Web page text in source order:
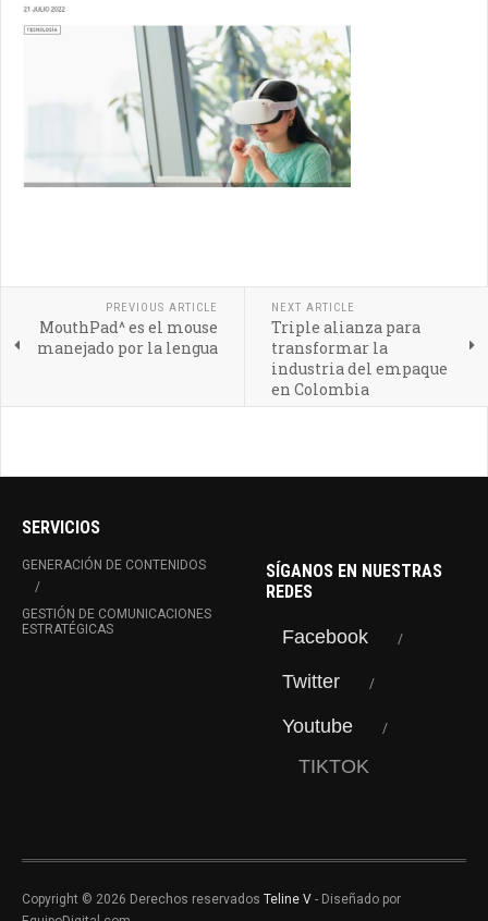
PREVIOUS ARTICLE
MouthPad^ es el mouse
manejado por la lengua
NEXT ARTICLE
Triple alianza para
transformar la
industria del empaque
en Colombia
SERVICIOS
GENERACIÓN DE CONTENIDOS
GESTIÓN DE COMUNICACIONES
ESTRATÉGICAS
SÍGANOS EN NUESTRAS
REDES
Facebook
Twitter
Youtube
TIKTOK
Copyright © 2026 Derechos reservados Teline V - Diseñado por